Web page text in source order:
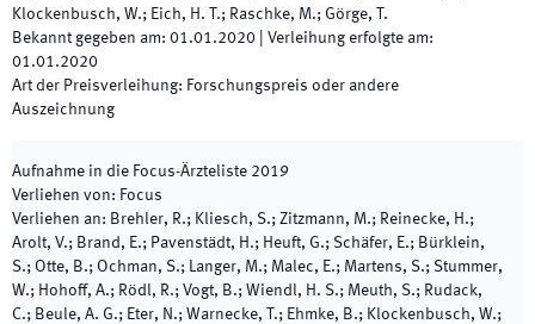
Klockenbusch, W.; Eich, H. T.; Raschke, M.; Görge, T.
Bekannt gegeben am: 01.01.2020 Verleihung erfolgte am:
01.01.2020
Art der Preisverleihung: Forschungspreis oder andere
Auszeichnung
Aufnahme in die Focus-Ärzteliste 2019
Verliehen von: Focus
Verliehen an: Brehler, R.; Kliesch, S.; Zitzmann, M.; Reinecke, H.;
Arolt, V.; Brand, E.; Pavenstädt, H.; Heuft, G.; Schäfer, E.; Bürklein,
S.; Otte, B.; Ochman, S.; Langer, M.; Malec, E.; Martens, S.; Stummer,
W.; Hohoff, A.; Rödl, R.; Vogt, B.; Wiendl, H. S.; Meuth, S.; Rudack,
C.; Beule, A. G.; Eter, N.; Warnecke, T.; Ehmke, B.; Klockenbusch, W.;